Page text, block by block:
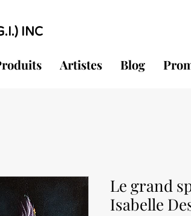
INC
Artistes Blog
Le grand
Isabelle